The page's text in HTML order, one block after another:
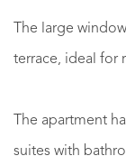
The large
terrace, ideal for
The apartment
suites with